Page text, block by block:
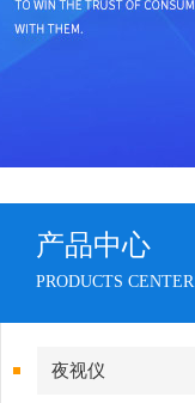
产品中心
PRODUCTS CENTER
夜视仪